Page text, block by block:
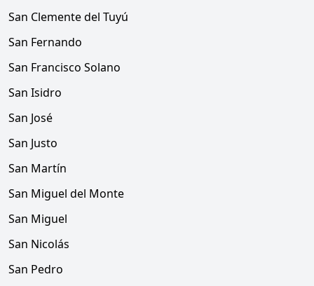
San Clemente del Tuyú
San Fernando
San Francisco Solano
San Isidro
San José
San Justo
San Martín
San Miguel del Monte
San Miguel
San Nicolás
San Pedro